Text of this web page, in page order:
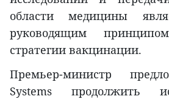
области медицины
руководящим
стратегии вакцинации.
Премьер-министр
Systems продолжить